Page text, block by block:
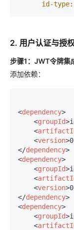
id-type:
2. 用户认证与授
步骤1：JWT令牌集
添加依赖：
<dependency>
<groupId>
<
<version>
</dependency>
<dependency>
<groupId>
<
<version>
</dependency>
<dependency>
<groupId>
<